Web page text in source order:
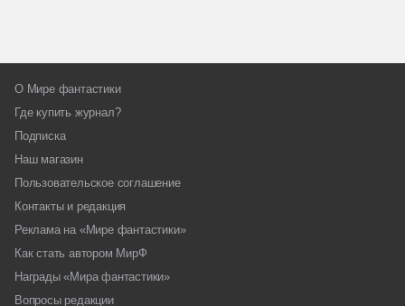
О Мире фантастики
Где купить журнал?
Подписка
Наш магазин
Пользовательское соглашение
Контакты и редакция
Реклама на «Мире фантастики»
Как стать автором МирФ
Награды «Мира фантастики»
Вопросы редакции